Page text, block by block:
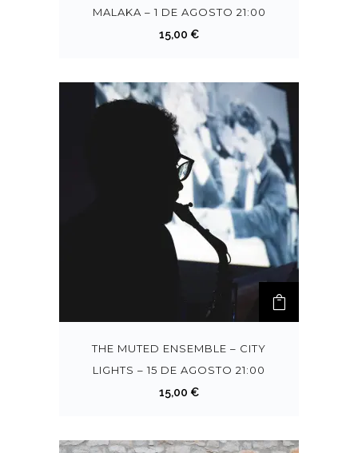
MALAKA – 1 DE AGOSTO 21:00
15,00 €
THE MUTED ENSEMBLE – CITY
LIGHTS – 15 DE AGOSTO 21:00
15,00 €